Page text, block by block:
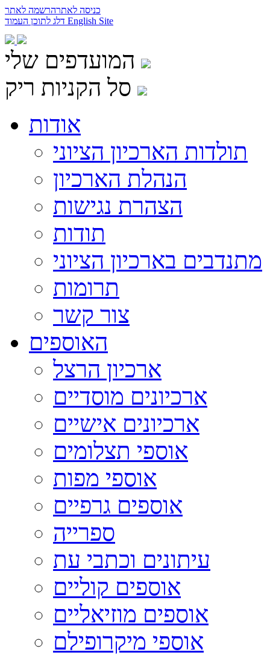
כניסה לאתרהרשמה לאתר
English Site
המועדפים שלי
סל הקניות ריק
אודות
תולדות הארכיון הציוני
הנהלת הארכיון
הצהרת נגישות
תודות
מתנדבים בארכיון הציוני
תרומות
צור קשר
האוספים
ארכיון הרצל
ארכיונים מוסדיים
ארכיונים אישיים
אוספי תצלומים
אוספי מפות
אוספים גרפיים
ספרייה
עיתונים וכתבי עת
אוספים קוליים
אוספים מוזיאליים
אוספי מיקרופילם